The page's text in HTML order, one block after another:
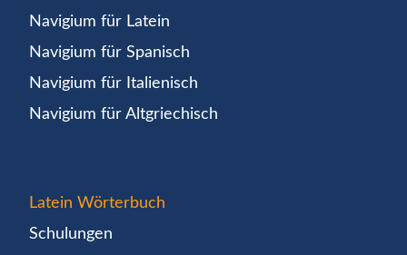
Navigium für Latein
Navigium für Spanisch
Navigium für Italienisch
Navigium für Altgriechisch
Latein Wörterbuch
Schulungen